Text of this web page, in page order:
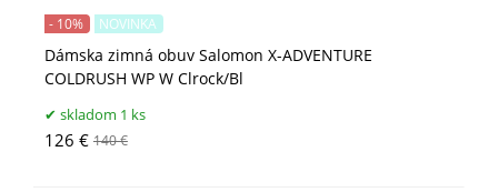
Dámska zimná obuv Salomon X-ADVENTURE
COLDRUSH WP W Clrock/Bl
- 10% NOVINKA
skladom 1 ks
126 € 140 €